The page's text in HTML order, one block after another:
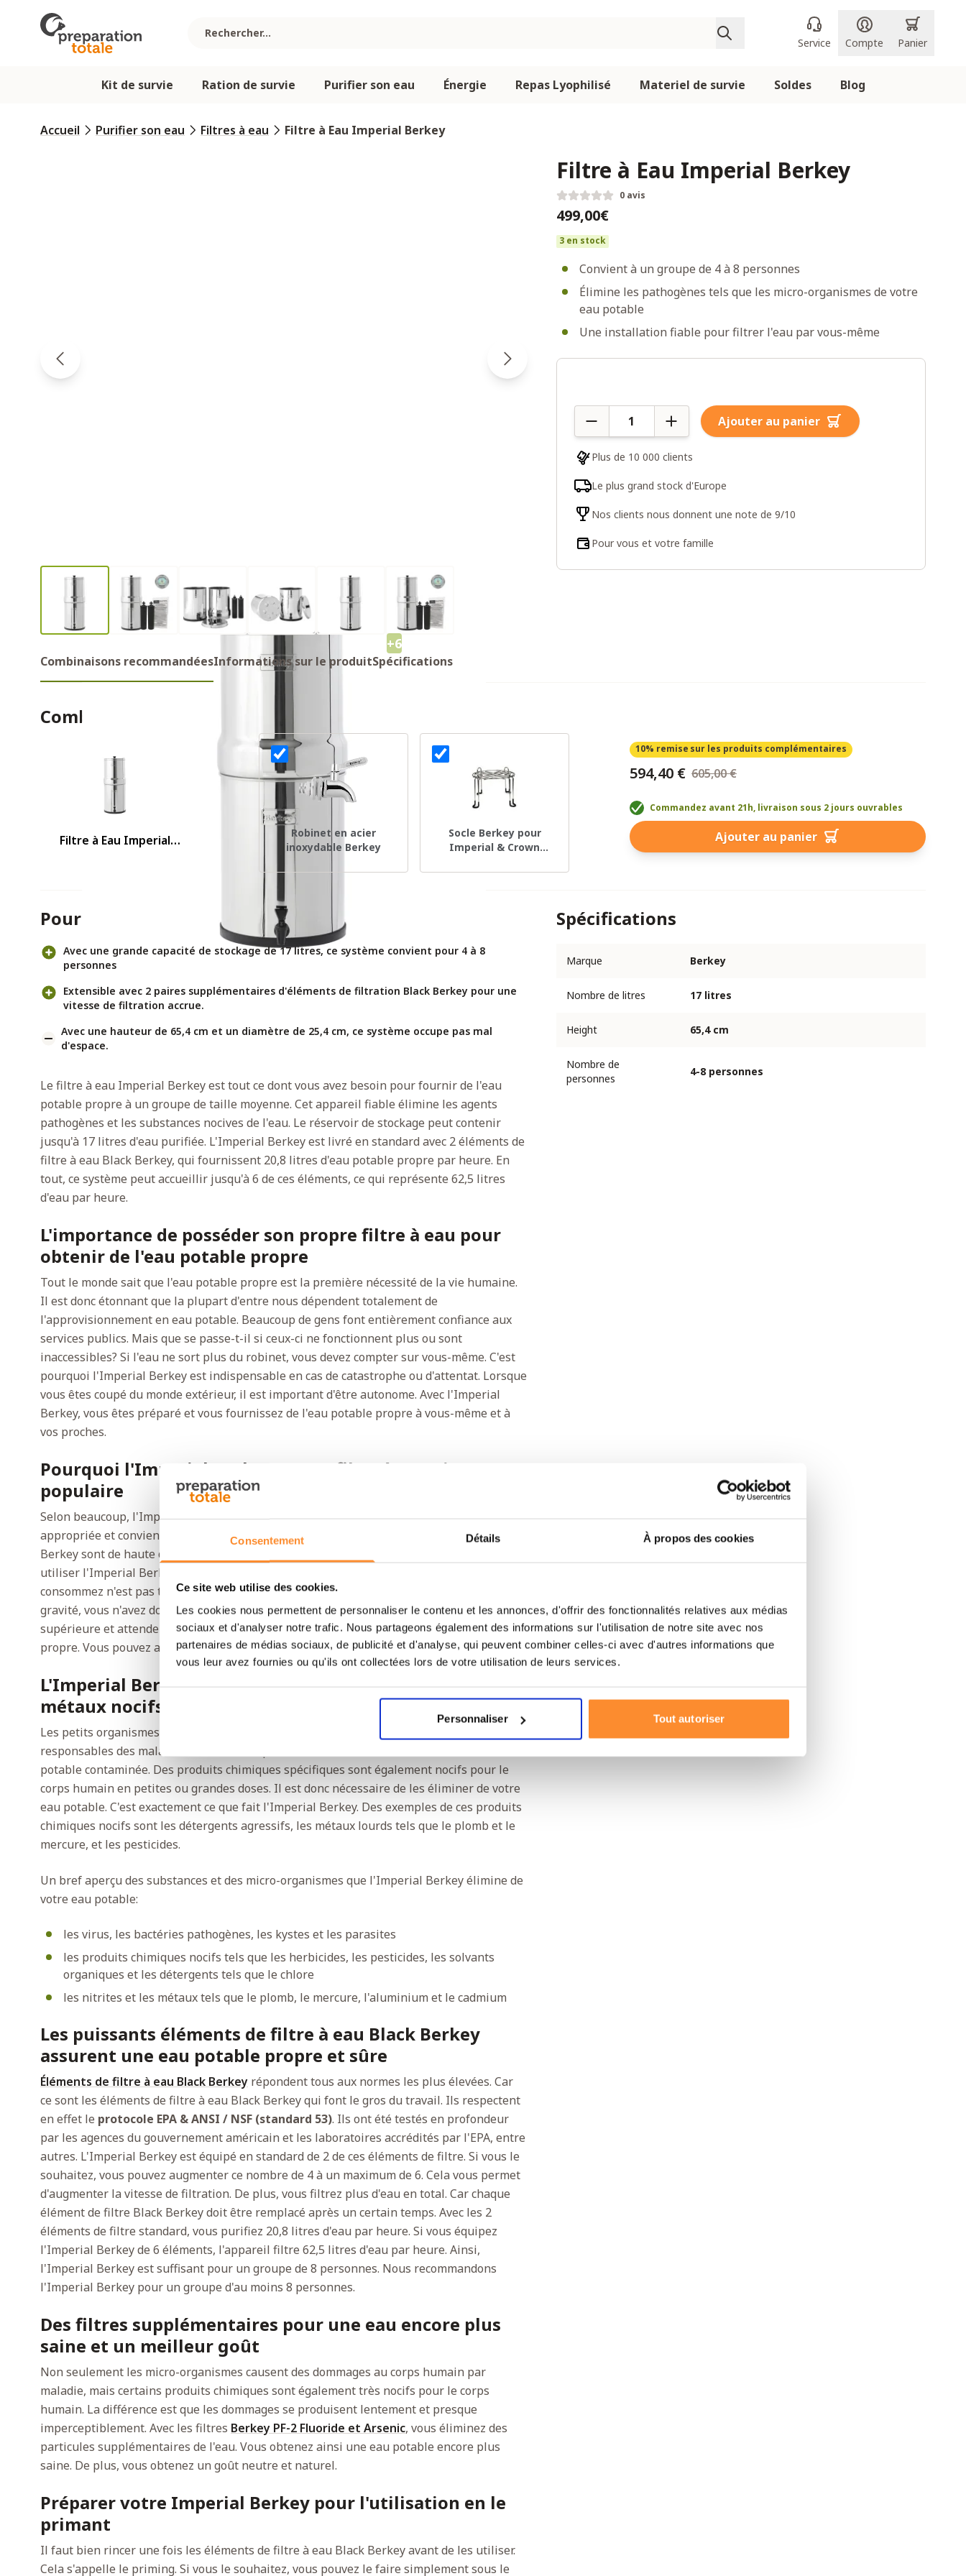
Consentement Détails À propos des cookies
Ce site web utilise des cookies.
Les cookies nous permettent de personnaliser le contenu et les annonces, d'offrir des fonctionnalités relatives aux médias
sociaux et d'analyser notre trafic. Nous partageons également des informations sur l'utilisation de notre site avec nos
partenaires de médias sociaux, de publicité et d'analyse, qui peuvent combiner celles-ci avec d'autres informations que
vous leur avez fournies ou qu'ils ont collectées lors de votre utilisation de leurs services.
Personnaliser Tout autoriser
Kit de survie Ration de survie Purifier son eau Énergie Repas Lyophilisé Materiel de survie Soldes Blog
Service Compte Panier
Accueil Purifier son eau Filtres à eau Filtre à Eau Imperial Berkey
+6
Filtre à Eau Imperial Berkey
0 avis
499,00€
3 en stock
Convient à un groupe de 4 à 8 personnes
Élimine les pathogènes tels que les micro-organismes de votre
eau potable
Une installation fiable pour filtrer l'eau par vous-même
Ajouter au panier
Plus de 10 000 clients
Le plus grand stock d'Europe
Nos clients nous donnent une note de 9/10
Pour vous et votre famille
Combinaisons recommandéesInformations sur le produitSpécifications
Combinaisons recommandes
Filtre à Eau Imperial
Robinet en acier
inoxydable Berkey
Socle Berkey pour
Imperial & Crown
10% remise sur les produits complémentaires
594,40 € 605,00 €
Commandez avant 21h, livraison sous 2 jours ouvrables
Ajouter au panier
Pour et contre
Avec une grande capacité de stockage de 17 litres, ce système convient pour 4 à 8
personnes
Extensible avec 2 paires supplémentaires d'éléments de filtration Black Berkey pour une
vitesse de filtration accrue.
Avec une hauteur de 65,4 cm et un diamètre de 25,4 cm, ce système occupe pas mal
d'espace.
Le filtre à eau Imperial Berkey est tout ce dont vous avez besoin pour fournir de l'eau
potable propre à un groupe de taille moyenne. Cet appareil fiable élimine les agents
pathogènes et les substances nocives de l'eau. Le réservoir de stockage peut contenir
jusqu'à 17 litres d'eau purifiée. L'Imperial Berkey est livré en standard avec 2 éléments de
filtre à eau Black Berkey, qui fournissent 20,8 litres d'eau potable propre par heure. En
tout, ce système peut accueillir jusqu'à 6 de ces éléments, ce qui représente 62,5 litres
d'eau par heure.
L'importance de posséder son propre filtre à eau pour
obtenir de l'eau potable propre
Tout le monde sait que l'eau potable propre est la première nécessité de la vie humaine.
Il est donc étonnant que la plupart d'entre nous dépendent totalement de
l'approvisionnement en eau potable. Beaucoup de gens font entièrement confiance aux
services publics. Mais que se passe-t-il si ceux-ci ne fonctionnent plus ou sont
inaccessibles? Si l'eau ne sort plus du robinet, vous devez compter sur vous-même. C'est
pourquoi l'Imperial Berkey est indispensable en cas de catastrophe ou d'attentat. Lorsque
vous êtes coupé du monde extérieur, il est important d'être autonome. Avec l'Imperial
Berkey, vous êtes préparé et vous fournissez de l'eau potable propre à vous-même et à
vos proches.
Pourquoi l'Imperial Berkey est un filtre à eau si
populaire
Selon beaucoup, l'Imperial Berkey est le filtre à eau idéal. L'appareil a une taille
appropriée et convient pour 4 à 8 personnes. De plus, les éléments de filtre à eau Black
Berkey sont de haute qualité et exceptionnellement fiables. Vous pouvez également
utiliser l'Imperial Berkey non seulement en cas d'urgence. Car l'eau potable que vous
consommez n'est pas toujours sûre partout. Le Big Berkey fonctionne purement par
gravité, vous n'avez donc rien à faire. Ajoutez de l'eau non purifiée dans la chambre
supérieure et attendez simplement que la chambre inférieure se remplisse d'eau potable
propre. Vous pouvez alors la récupérer facilement à l'aide du robinet.
L'Imperial Berkey contre les micro-organismes et les
métaux nocifs
Les petits organismes tels que les bactéries, les virus, les parasites et les kystes sont
responsables des maladies infectieuses que vous contractez en consommant de l'eau
potable contaminée. Des produits chimiques spécifiques sont également nocifs pour le
corps humain en petites ou grandes doses. Il est donc nécessaire de les éliminer de votre
eau potable. C'est exactement ce que fait l'Imperial Berkey. Des exemples de ces produits
chimiques nocifs sont les détergents agressifs, les métaux lourds tels que le plomb et le
mercure, et les pesticides.
Un bref aperçu des substances et des micro-organismes que l'Imperial Berkey élimine de
votre eau potable:
les virus, les bactéries pathogènes, les kystes et les parasites
les produits chimiques nocifs tels que les herbicides, les pesticides, les solvants
organiques et les détergents tels que le chlore
les nitrites et les métaux tels que le plomb, le mercure, l'aluminium et le cadmium
Les puissants éléments de filtre à eau Black Berkey
assurent une eau potable propre et sûre
Éléments de filtre à eau Black Berkey répondent tous aux normes les plus élevées. Car
ce sont les éléments de filtre à eau Black Berkey qui font le gros du travail. Ils respectent
en effet le protocole EPA & ANSI / NSF (standard 53). Ils ont été testés en profondeur
par les agences du gouvernement américain et les laboratoires accrédités par l'EPA, entre
autres. L'Imperial Berkey est équipé en standard de 2 de ces éléments de filtre. Si vous le
souhaitez, vous pouvez augmenter ce nombre de 4 à un maximum de 6. Cela vous permet
d'augmenter la vitesse de filtration. De plus, vous filtrez plus d'eau en total. Car chaque
élément de filtre Black Berkey doit être remplacé après un certain temps. Avec les 2
éléments de filtre standard, vous purifiez 20,8 litres d'eau par heure. Si vous équipez
l'Imperial Berkey de 6 éléments, l'appareil filtre 62,5 litres d'eau par heure. Ainsi,
l'Imperial Berkey est suffisant pour un groupe de 8 personnes. Nous recommandons
l'Imperial Berkey pour un groupe d'au moins 8 personnes.
Des filtres supplémentaires pour une eau encore plus
saine et un meilleur goût
Non seulement les micro-organismes causent des dommages au corps humain par
maladie, mais certains produits chimiques sont également très nocifs pour le corps
humain. La différence est que les dommages se produisent lentement et presque
imperceptiblement. Avec les filtres Berkey PF-2 Fluoride et Arsenic, vous éliminez des
particules supplémentaires de l'eau. Vous obtenez ainsi une eau potable encore plus
saine. De plus, vous obtenez un goût neutre et naturel.
Préparer votre Imperial Berkey pour l'utilisation en le
primant
Il faut bien rincer une fois les éléments de filtre à eau Black Berkey avant de les utiliser.
Cela s'appelle le priming. Si vous le souhaitez, vous pouvez le faire simplement sous le
Spécifications
Marque Berkey
Nombre de litres 17 litres
Height 65,4 cm
Nombre de
personnes
4-8 personnes